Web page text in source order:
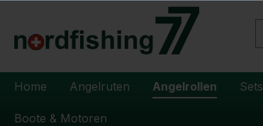
Zur Hauptnavigation springen
Home Angelruten Angelrollen Sets
Boote & Motoren